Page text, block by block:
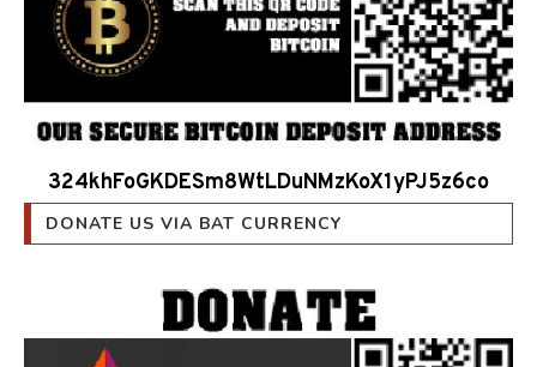
324khFoGKDESm8WtLDuNMzKoX1yPJ5z6co
DONATE US VIA BAT CURRENCY